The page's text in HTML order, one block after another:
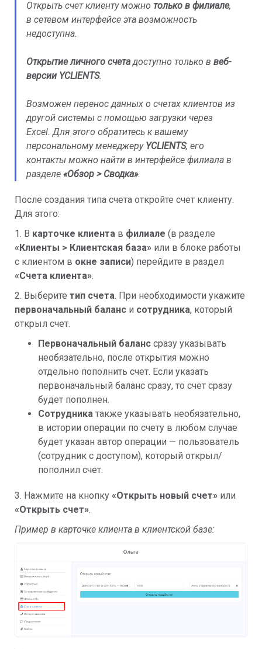
Открыть счет клиенту можно только в филиале,
в сетевом интерфейсе эта возможность
недоступна.
Открытие личного счета доступно только в веб-
версии YCLIENTS.
Возможен перенос данных о счетах клиентов из
другой системы с помощью загрузки через
Excel. Для этого обратитесь к вашему
персональному менеджеру YCLIENTS, его
контакты можно найти в интерфейсе филиала в
разделе «Обзор > Сводка».
После создания типа счета откройте счет клиенту.
Для этого:
1. В карточке клиента в филиале (в разделе
«Клиенты > Клиентская база» или в блоке работы
с клиентом в окне записи) перейдите в раздел
«Счета клиента».
2. Выберите тип счета. При необходимости укажите
первоначальный баланс и сотрудника, который
открыл счет.
Первоначальный баланс сразу указывать
необязательно, после открытия можно
отдельно пополнить счет. Если указать
первоначальный баланс сразу, то счет сразу
будет пополнен.
Сотрудника также указывать необязательно,
в истории операции по счету в любом случае
будет указан автор операции — пользователь
(сотрудник с доступом), который открыл/
пополнил счет.
3. Нажмите на кнопку «Открыть новый счет» или
«Открыть счет».
Пример в карточке клиента в клиентской базе: